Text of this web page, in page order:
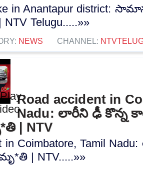
in Anantapur district:
Telugu.....»»
NEWS CHANNEL:
Road accident in
Nadu: లారీని ఢీ కొన్న
| NTV
in Coimbatore, Tamil
| NTV.....»»